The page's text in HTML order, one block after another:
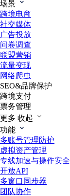
场景
跨境电商
社交媒体
广告投放
问卷调查
联盟营销
流量变现
网络爬虫
SEO&品牌保护
跨境支付
票务管理
更多 收起
功能
多账号管理防护
虚拟资产管理
专线加速与操作安全
开放API
多窗口同步器
团队协作